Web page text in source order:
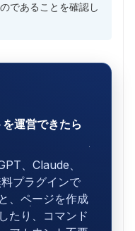
であることを確認し
運営できたら
、Claude、
プラグインで
、ページを作成
たり、コマンド